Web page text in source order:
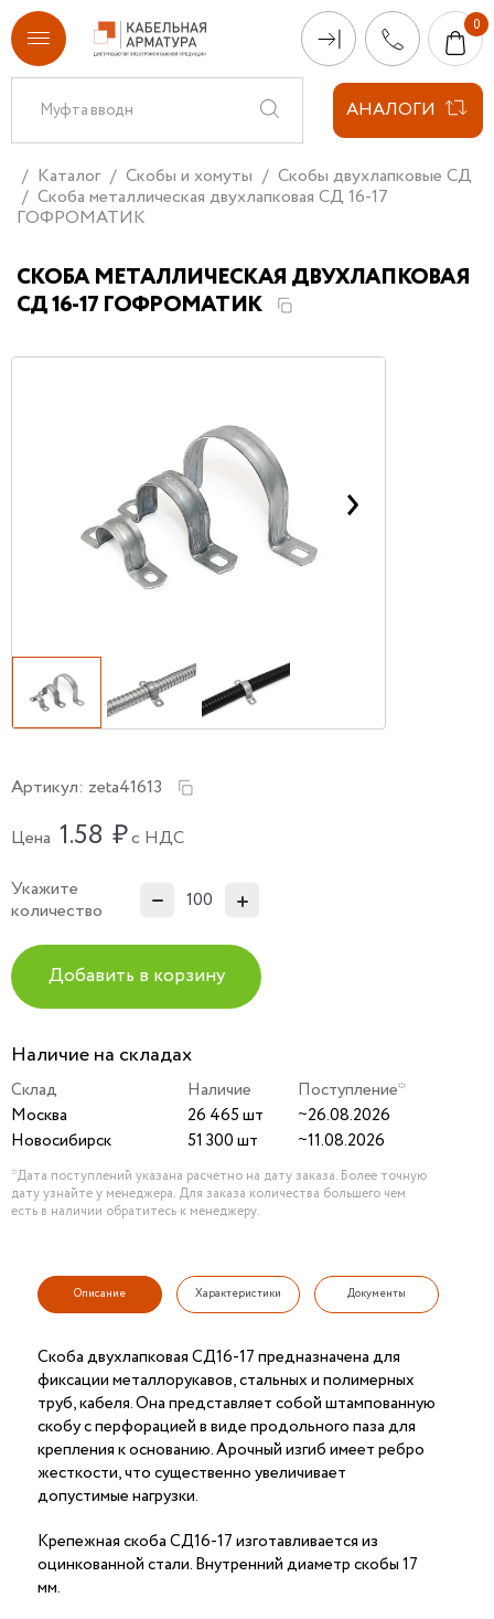
АНАЛОГИ
Каталог Скобы и хомуты
Скобы двухлапковые СД
Скоба металлическая двухлапковая СД 16-17
ГОФРОМАТИК
СКОБА МЕТАЛЛИЧЕСКАЯ ДВУХЛАПКОВАЯ
СД 16-17 ГОФРОМАТИК
Артикул: zeta41613
Цена 1.58 ₽с НДС
Укажите
количество
Добавить в корзину
Наличие на складах
Склад Наличие
Поступление*
Москва
26 465 шт
~26.08.2026
Новосибирск
51 300 шт ~11.08.2026
*Дата поступлений указана расчетно на дату заказа. Более точную
дату узнайте у менеджера. Для заказа количества большего чем
есть в наличии обратитесь к менеджеру.
Описание Характеристики Документы
Скоба двухлапковая СД16-17 предназначена для
фиксации металлорукавов, стальных и полимерных
труб, кабеля. Она представляет собой штампованную
скобу с перфорацией в виде продольного паза для
крепления к основанию. Арочный изгиб имеет ребро
жесткости, что существенно увеличивает
допустимые нагрузки.
Крепежная скоба СД16-17 изготавливается из
оцинкованной стали. Внутренний диаметр скобы 17
мм.